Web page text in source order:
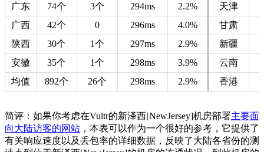
广东
74个 3个 294ms 2.2% 天津
广西
42个 0 296ms 4.0% 甘肃
陕西
30个 1个 297ms 2.9% 新疆
安徽
35个 1个 298ms 3.9% 云南
均值
892个 26个 298ms 2.9% 香港
简评：如果你考虑在Vultr的新泽西[NewJersey]机房部署主要面
向大陆访客的网站 ，本表可以作为一个很好的参考，它提供了
有关响应速度以及丢包率的详细数据，反映了大陆各省份的测